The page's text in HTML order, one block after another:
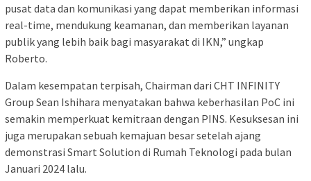
pusat data dan komunikasi yang dapat memberikan informasi
real-time, mendukung keamanan, dan memberikan layanan
publik yang lebih baik bagi masyarakat di IKN,” ungkap
Roberto.
Dalam kesempatan terpisah, Chairman dari CHT INFINITY
Group Sean Ishihara menyatakan bahwa keberhasilan PoC ini
semakin memperkuat kemitraan dengan PINS. Kesuksesan ini
juga merupakan sebuah kemajuan besar setelah ajang
demonstrasi Smart Solution di Rumah Teknologi pada bulan
Januari 2024 lalu.